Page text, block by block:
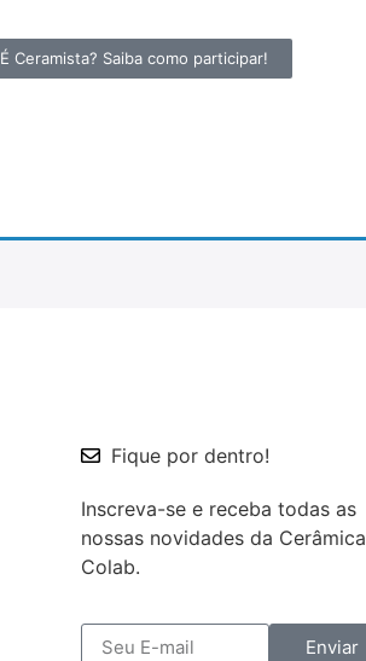
É Ceramista? Saiba como participar!
Fique por dentro!
Inscreva-se e receba todas as
nossas novidades da Cerâmica
Colab.
Enviar